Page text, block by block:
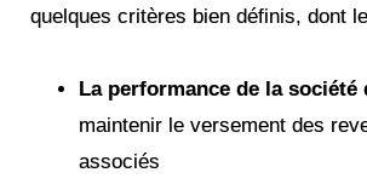
quelques critères bien définis, dont
La performance de la société
maintenir le versement des
associés